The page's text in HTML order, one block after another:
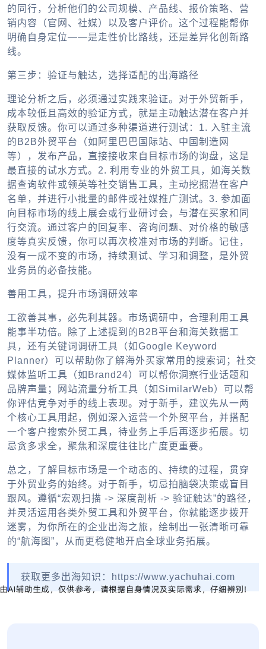
的同行，分析他们的公司规模、产品线、报价策略、营
销内容（官网、社媒）以及客户评价。这个过程能帮你
明确自身定位——是走性价比路线，还是差异化创新路
线。
第三步：验证与触达，选择适配的出海路径
理论分析之后，必须通过实践来验证。对于外贸新手，
成本较低且高效的验证方式，就是主动触达潜在客户并
获取反馈。你可以通过多种渠道进行测试：1. 入驻主流
的B2B外贸平台
（如阿里巴巴国际站、中国制造网
等），发布产品，直接接收来自目标市场的询盘，这是
最直接的试水方式。2. 利用专业的外贸工具 ，如海关数
据查询软件或领英等社交销售工具，主动挖掘潜在客户
名单，并进行小批量的邮件或社媒推广测试。3. 参加面
向目标市场的线上展会或行业研讨会，与潜在买家和同
行交流。通过客户的回复率、咨询问题、对价格的敏感
度等真实反馈，你可以再次校准对市场的判断。记住，
没有一成不变的市场，持续测试、学习和调整，是外贸
业务员的必备技能。
善用工具，提升市场调研效率
工欲善其事，必先利其器。市场调研中，合理利用工具
能事半功倍。除了上述提到的B2B平台和海关数据工
具，还有关键词调研工具（如Google Keyword
Planner）可以帮助你了解海外买家常用的搜索词；社交
媒体监听工具（如Brand24）可以帮你洞察行业话题和
品牌声量；网站流量分析工具（如SimilarWeb）可以帮
你评估竞争对手的线上表现。对于新手，建议先从一两
个核心工具用起，例如深入运营一个外贸平台 ，并搭配
一个客户搜索外贸工具 ，待业务上手后再逐步拓展。切
忌贪多求全，聚焦和深度往往比广度更重要。
总之，了解目标市场是一个动态的、持续的过程，贯穿
于外贸业务的始终。对于新手，切忌拍脑袋决策或盲目
跟风。遵循“宏观扫描 -> 深度剖析 -> 验证触达”的路径，
并灵活运用各类外贸工具和外贸平台 ，你就能逐步拨开
迷雾，为你所在的企业出海之旅，绘制出一张清晰可靠
的“航海图”，从而更稳健地开启全球业务拓展。
获取更多出海知识：https://www.yachuhai.com